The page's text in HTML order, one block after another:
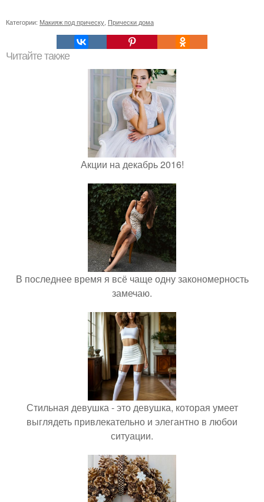
Категории: Макияж под прическу Прически дома
Читайте также
Акции на декабрь 2016!
В последнее время я всё чаще одну закономерность
замечаю.
Стильная девушка - это девушка, которая умеет
выглядеть привлекательно и элегантно в любои
ситуации.